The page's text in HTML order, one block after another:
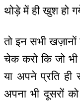
थोड़े में ही खुश हो
तो इन सभी
चेक करो कि जो
या अपने प्रति ही
अपना भी दूसरों